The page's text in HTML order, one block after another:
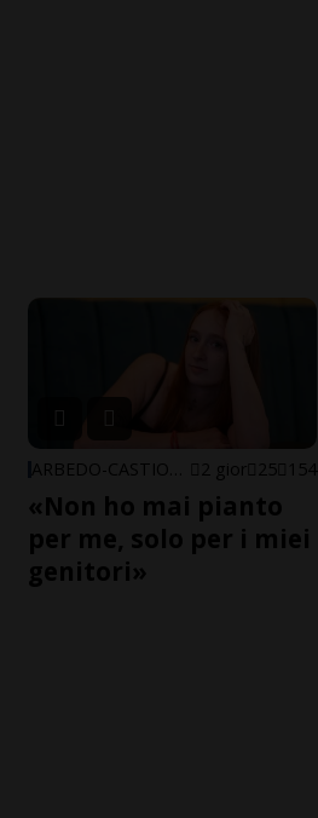
2 gior 25 154
«Non ho mai pianto
per me, solo per i miei
genitori»